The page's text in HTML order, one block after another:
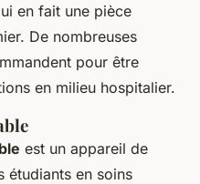
en fait une pièce
De nombreuses
pour être
en milieu hospitalier.
est un appareil de
étudiants en soins